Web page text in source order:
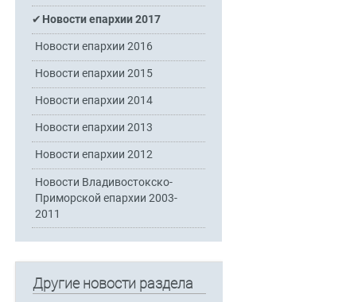
Новости епархии 2017
Новости епархии 2016
Новости епархии 2015
Новости епархии 2014
Новости епархии 2013
Новости епархии 2012
Новости Владивостокско-
Приморской епархии 2003-
2011
Другие новости раздела